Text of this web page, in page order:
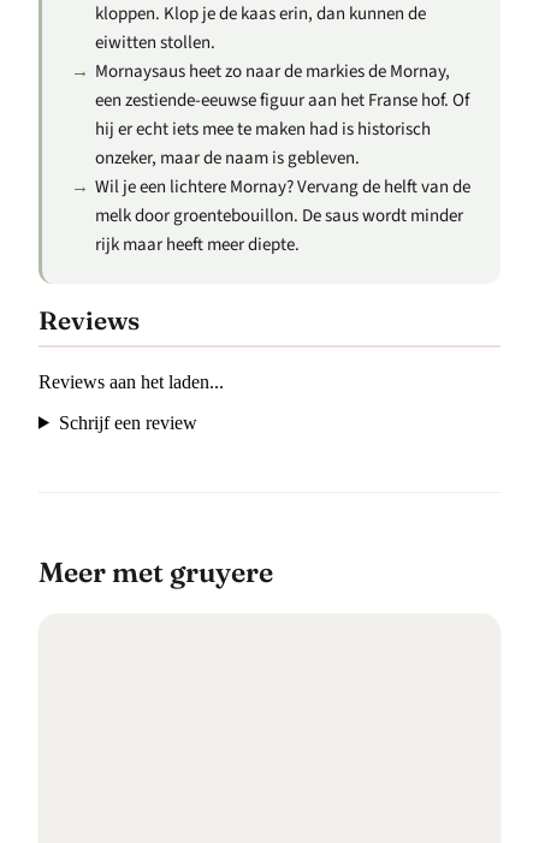
kloppen. Klop je de kaas erin, dan kunnen de
eiwitten stollen.
Mornaysaus heet zo naar de markies de Mornay,
een zestiende-eeuwse figuur aan het Franse hof. Of
hij er echt iets mee te maken had is historisch
onzeker, maar de naam is gebleven.
Wil je een lichtere Mornay? Vervang de helft van de
melk door groentebouillon. De saus wordt minder
rijk maar heeft meer diepte.
Reviews
Reviews aan het laden...
Schrijf een review
meer met gruyere